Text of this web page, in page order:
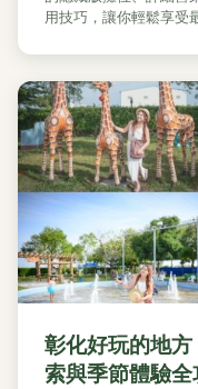
用技巧，讓你輕鬆享受
彰化好玩的地
索與季節體驗